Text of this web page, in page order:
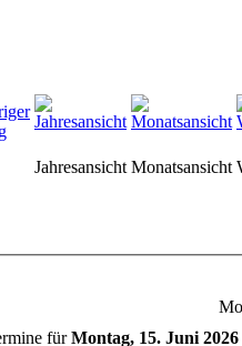
Jahresansicht Monatsansicht
fürMontag, 15. Juni 2026